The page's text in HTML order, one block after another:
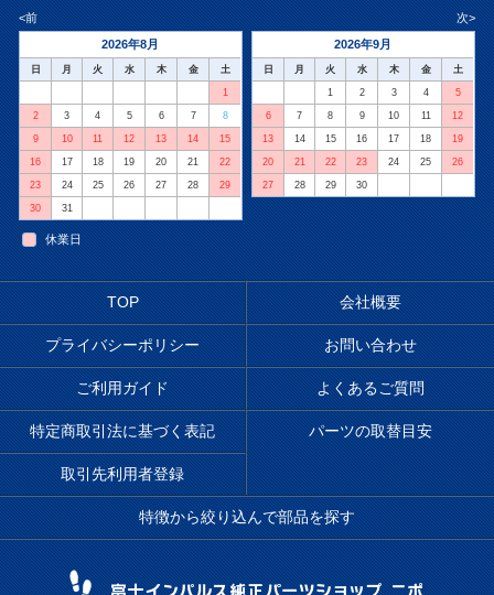
<前
次>
2026年8月
日 月 火 水 木 金 土
1
2 3 4 5 6 7 8
9 10 11 12 13 14 15
16 17 18 19 20 21 22
23 24 25 26 27 28 29
30 31
2026年9月
日 月 火 水 木 金 土
1 2 3 4 5
6 7 8 9 10 11 12
13 14 15 16 17 18 19
20 21 22 23 24 25 26
27 28 29 30
休業日
TOP 会社概要
プライバシーポリシー お問い合わせ
ご利用ガイド よくあるご質問
特定商取引法に基づく表記 パーツの取替目安
取引先利用者登録
特徴から絞り込んで部品を探す